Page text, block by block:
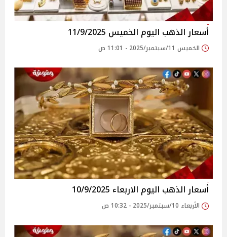
أسعار الذهب اليوم الخميس 11/9/2025
الخميس 11/سبتمبر/2025 - 11:01 ص
أسعار الذهب اليوم الاربعاء 10/9/2025
الأربعاء 10/سبتمبر/2025 - 10:32 ص